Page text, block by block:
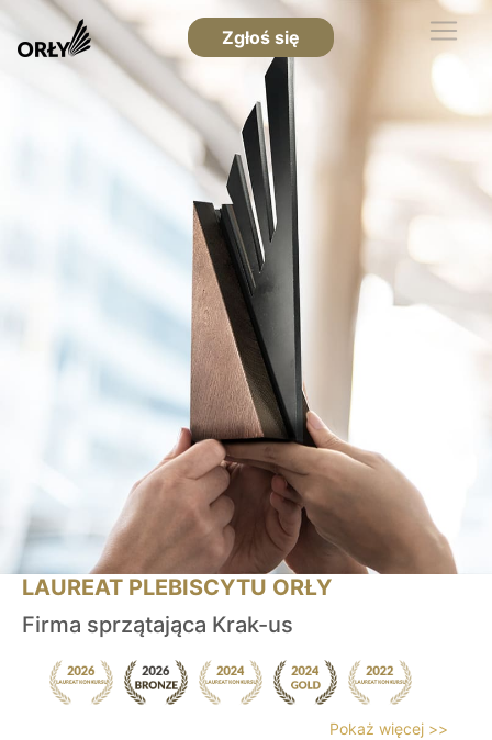
Zgłoś się
LAUREAT PLEBISCYTU ORŁY
Firma sprzątająca Krak-us
Pokaż więcej >>